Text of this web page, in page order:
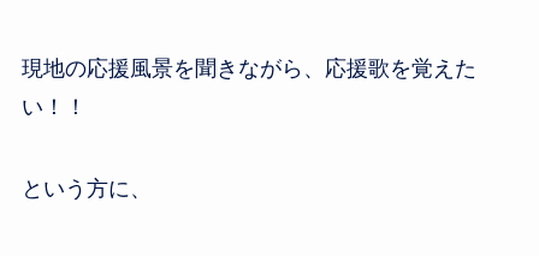
現地の応援風景を聞きながら、応援歌を覚えた
い！！
という方に、